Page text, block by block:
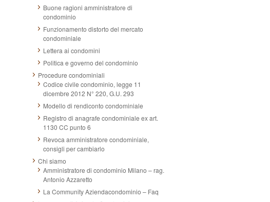
Buone ragioni amministratore di
condominio
Funzionamento distorto del mercato
condominiale
Lettera ai condomini
Politica e governo del condominio
Procedure condominiali
Codice civile condominio, legge 11
dicembre 2012 N° 220, G.U. 293
Modello di rendiconto condominiale
Registro di anagrafe condominiale ex art.
1130 CC punto 6
Revoca amministratore condominiale,
consigli per cambiarlo
Chi siamo
Amministratore di condominio Milano – rag.
Antonio Azzaretto
La Community Aziendacondominio – Faq